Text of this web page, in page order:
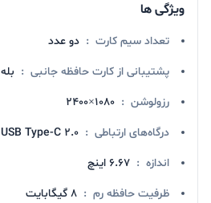
ویژگی ها
تعداد سیم کارت : دو عدد
پشتیبانی از کارت حافظه جانبی : بله
رزولوشن : ۱۰۸۰×۲۴۰۰
درگاه‌های ارتباطی : USB Type-C ۲.۰
اندازه : ۶.۶۷ اینچ
ظرفیت حافظه رم : 8 گیگابایت